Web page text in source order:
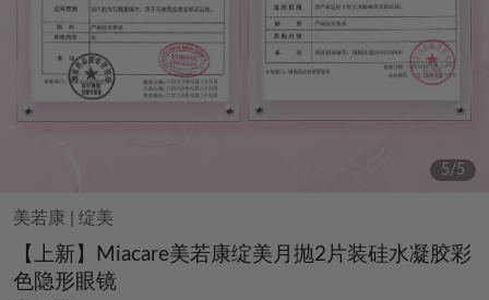
5/5
美若康 绽美
【上新】Miacare美若康绽美月抛2片装硅水凝胶彩
色隐形眼镜